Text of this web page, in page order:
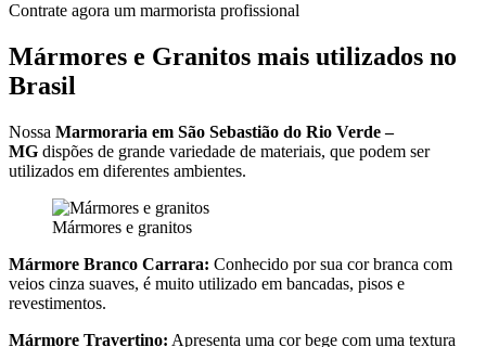
Contrate agora um marmorista profissional
Mármores e Granitos mais utilizados no
Brasil
Nossa Marmoraria em São Sebastião do Rio Verde –
MG dispões de grande variedade de materiais, que podem ser
utilizados em diferentes ambientes.
Mármores e granitos
Mármore Branco Carrara: Conhecido por sua cor branca com
veios cinza suaves, é muito utilizado em bancadas, pisos e
revestimentos.
Mármore Travertino: Apresenta uma cor bege com uma textura